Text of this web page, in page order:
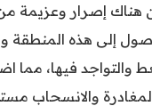
هناك إصرار وعزيمة من
إلى هذه المنطقة
والتواجد فيها، مما
والانسحاب